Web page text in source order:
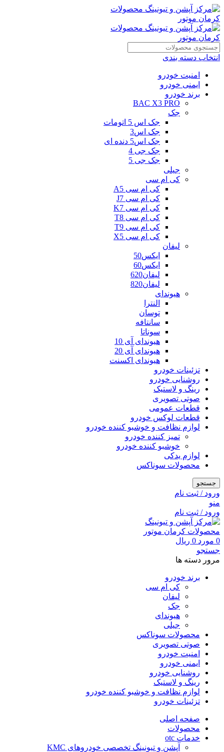
انتخاب دسته بندی
امنیت خودرو
ایمنی خودرو
برند خودرو
BAC X3 PRO
جک
جک اس 5 اتومات
جک اس3
جک اس5 دنده ای
جک جی 4
جک جی 5
جیلی
کی ام سی
کی ام سی A5
کی ام سی J7
کی ام سی K7
کی ام سی T8
کی ام سی T9
کی ام سی X5
لیفان
ایکس50
ایکس60
لیفان620
لیفان820
هیوندای
النترا
توسان
سانتافه
سوناتا
هیوندای آی 10
هیوندای آی 20
هیوندای اکسنت
تزئینات خودرو
روشنایی خودرو
رینگ و لاستیک
صوتی تصویری
قطعات عمومی
قطعات لوکس خودرو
لوازم نظافت و خوشبو کننده خودرو
تمیز کننده خودرو
خوشبو کننده خودرو
لوازم یدکی
محصولات سوناکس
جستجو
ورود / ثبت نام
منو
ورود / ثبت نام
0 مورد 0 ریال
جستجو
مرور دسته ها
برند خودرو
کی ام سی
لیفان
جک
هیوندای
جیلی
محصولات سوناکس
صوتی تصویری
امنیت خودرو
ایمنی خودرو
روشنایی خودرو
رینگ و لاستیک
لوازم نظافت و خوشبو کننده خودرو
تزئینات خودرو
صفحه اصلی
محصولات
خدمات otc
آپشن و تیونینگ تخصصی خودروهای KMC